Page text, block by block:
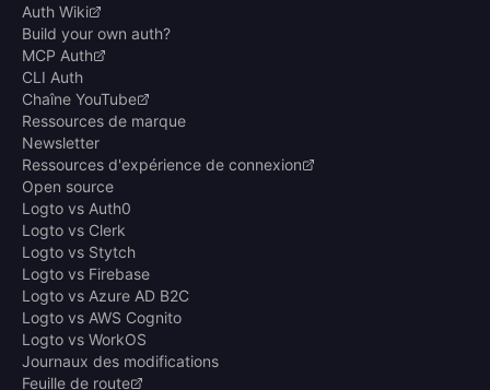
Auth Wiki
Build your own auth?
MCP Auth
CLI Auth
Chaîne YouTube
Ressources de marque
Newsletter
Ressources d'expérience de connexion
Open source
Logto vs Auth0
Logto vs Clerk
Logto vs Stytch
Logto vs Firebase
Logto vs Azure AD B2C
Logto vs AWS Cognito
Logto vs WorkOS
Journaux des modifications
Feuille de route